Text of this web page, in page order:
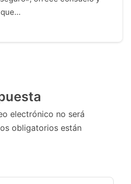
electrónico no será
obligatorios están